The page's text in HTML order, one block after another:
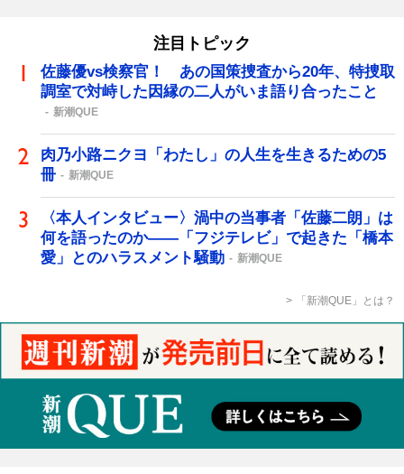
注目トピック
佐藤優vs検察官！ あの国策捜査から20年、特捜取
調室で対峙した因縁の二人がいま語り合ったこと
新潮QUE
肉乃小路ニクヨ「わたし」の人生を生きるための5
冊
新潮QUE
〈本人インタビュー〉渦中の当事者「佐藤二朗」は
何を語ったのか――「フジテレビ」で起きた「橋本
愛」とのハラスメント騒動
新潮QUE
「新潮QUE」とは？